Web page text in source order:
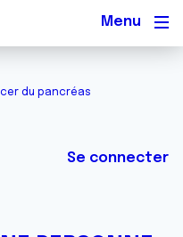
du pancréas
Se connecter